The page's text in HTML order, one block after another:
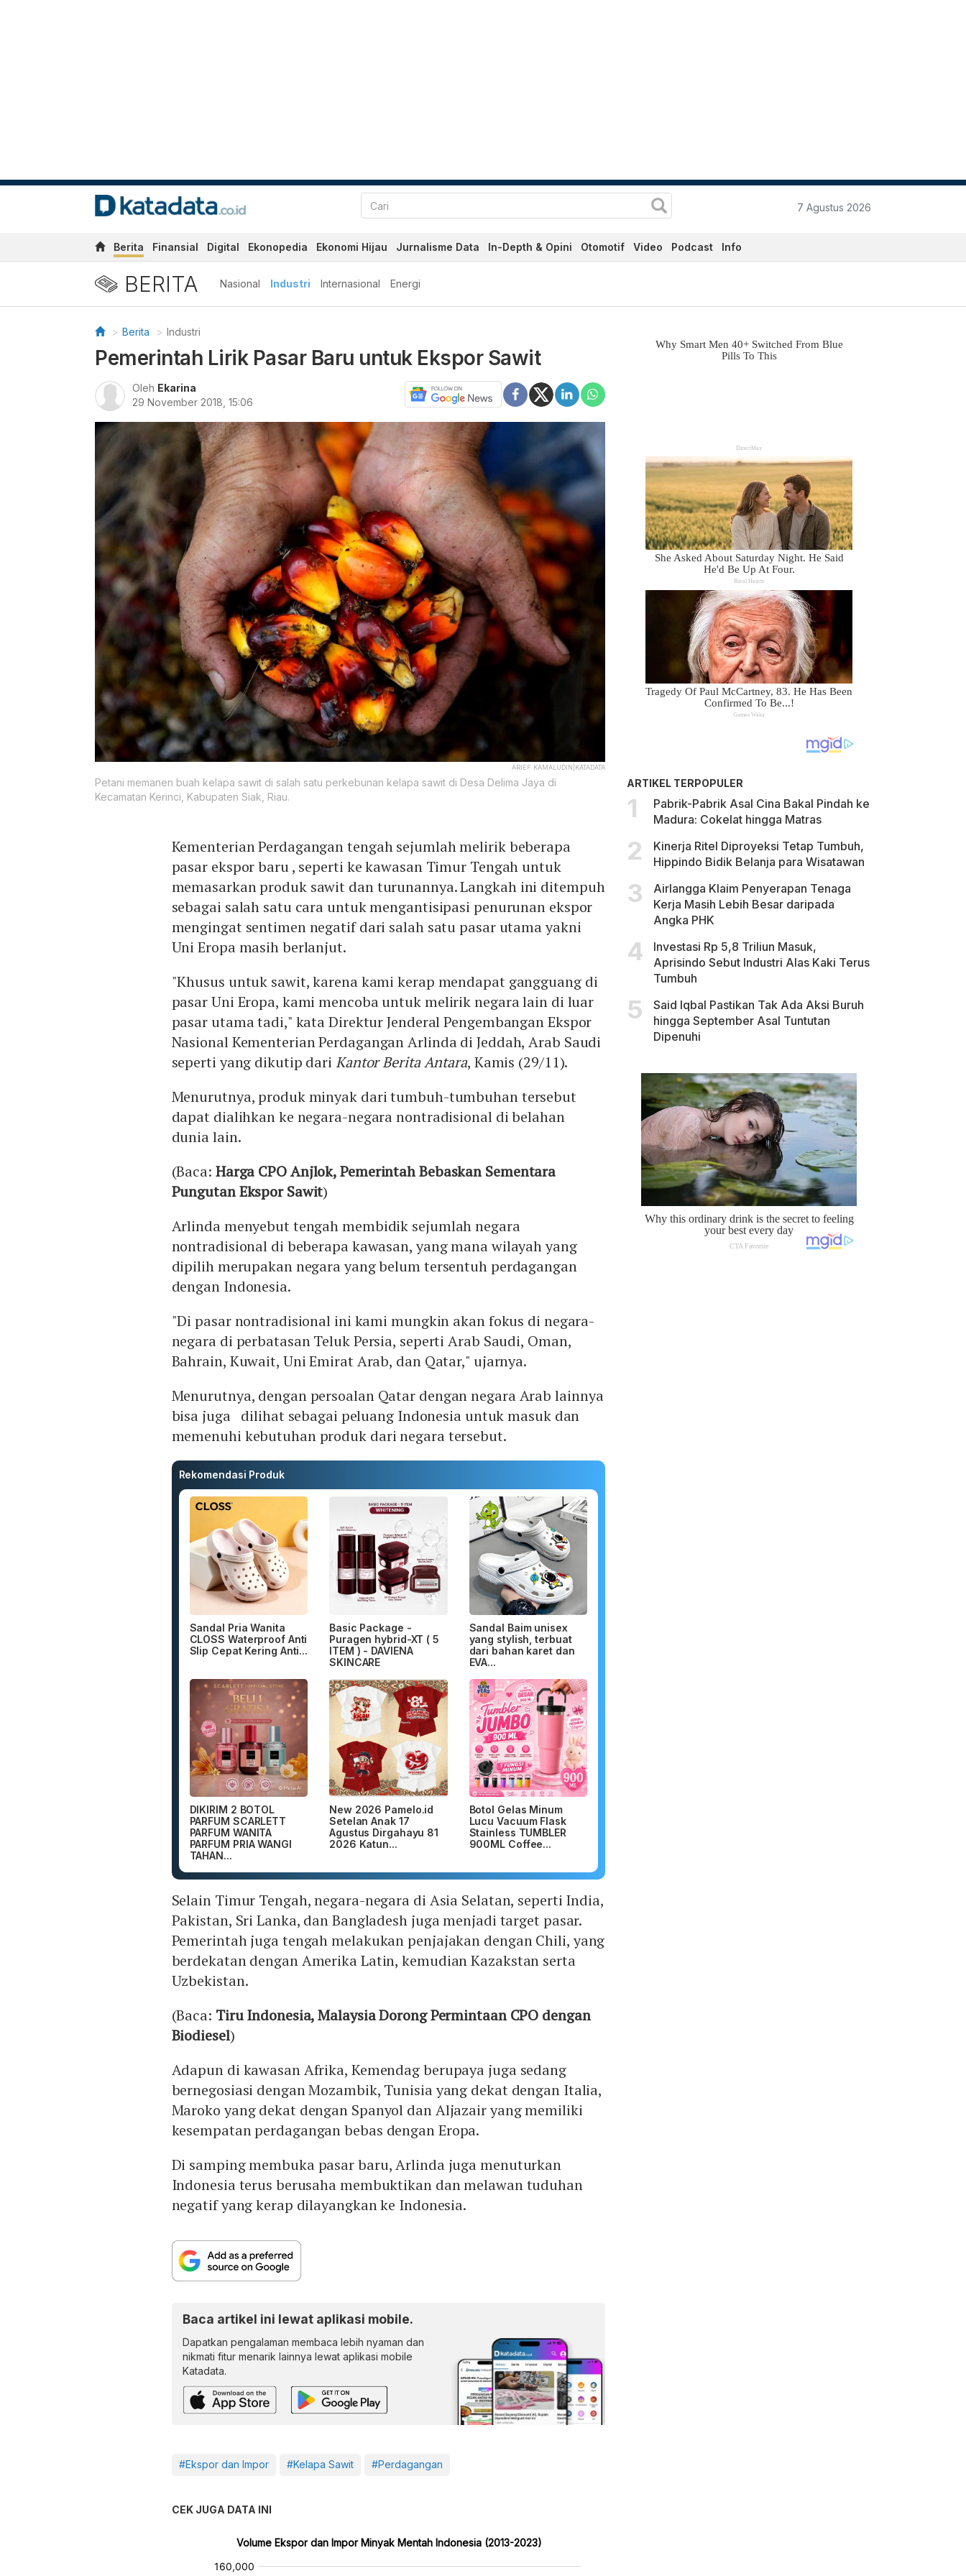
7 Agustus 2026
Berita Finansial Digital Ekonopedia Ekonomi Hijau Jurnalisme Data In-Depth & Opini Otomotif Video Podcast Info
BERITA Nasional Industri Internasional Energi
Berita Industri
Pemerintah Lirik Pasar Baru untuk Ekspor Sawit
Oleh Ekarina
29 November 2018, 15:06
ARIEF KAMALUDIN|KATADATA
Petani memanen buah kelapa sawit di salah satu perkebunan kelapa sawit di Desa Delima Jaya di
Kecamatan Kerinci, Kabupaten Siak, Riau.
Kementerian Perdagangan tengah sejumlah melirik beberapa
pasar ekspor baru , seperti ke kawasan Timur Tengah untuk
memasarkan produk sawit dan turunannya. Langkah ini ditempuh
sebagai salah satu cara untuk mengantisipasi penurunan ekspor
mengingat sentimen negatif dari salah satu pasar utama yakni
Uni Eropa masih berlanjut.
"Khusus untuk sawit, karena kami kerap mendapat gangguang di
pasar Uni Eropa, kami mencoba untuk melirik negara lain di luar
pasar utama tadi," kata Direktur Jenderal Pengembangan Ekspor
Nasional Kementerian Perdagangan Arlinda di Jeddah, Arab Saudi
seperti yang dikutip dari Kantor Berita Antara, Kamis (29/11).
Menurutnya, produk minyak dari tumbuh-tumbuhan tersebut
dapat dialihkan ke negara-negara nontradisional di belahan
dunia lain.
(Baca: Harga CPO Anjlok, Pemerintah Bebaskan Sementara
Pungutan Ekspor Sawit)
Arlinda menyebut tengah membidik sejumlah negara
nontradisional di beberapa kawasan, yang mana wilayah yang
dipilih merupakan negara yang belum tersentuh perdagangan
dengan Indonesia.
"Di pasar nontradisional ini kami mungkin akan fokus di negara-
negara di perbatasan Teluk Persia, seperti Arab Saudi, Oman,
Bahrain, Kuwait, Uni Emirat Arab, dan Qatar," ujarnya.
Menurutnya, dengan persoalan Qatar dengan negara Arab lainnya
bisa juga dilihat sebagai peluang Indonesia untuk masuk dan
memenuhi kebutuhan produk dari negara tersebut.
Rekomendasi Produk
Sandal Pria Wanita
CLOSS Waterproof Anti
Slip Cepat Kering Anti...
Basic Package -
Puragen hybrid-XT ( 5
ITEM ) - DAVIENA
SKINCARE
Sandal Baim unisex
yang stylish, terbuat
dari bahan karet dan
EVA...
DIKIRIM 2 BOTOL
PARFUM SCARLETT
PARFUM WANITA
PARFUM PRIA WANGI
TAHAN...
New 2026 Pamelo.id
Setelan Anak 17
Agustus Dirgahayu 81
2026 Katun...
Botol Gelas Minum
Lucu Vacuum Flask
Stainless TUMBLER
900ML Coffee...
Selain Timur Tengah, negara-negara di Asia Selatan, seperti India,
Pakistan, Sri Lanka, dan Bangladesh juga menjadi target pasar.
Pemerintah juga tengah melakukan penjajakan dengan Chili, yang
berdekatan dengan Amerika Latin, kemudian Kazakstan serta
Uzbekistan.
(Baca: Tiru Indonesia, Malaysia Dorong Permintaan CPO dengan
Biodiesel)
Adapun di kawasan Afrika, Kemendag berupaya juga sedang
bernegosiasi dengan Mozambik, Tunisia yang dekat dengan Italia,
Maroko yang dekat dengan Spanyol dan Aljazair yang memiliki
kesempatan perdagangan bebas dengan Eropa.
Di samping membuka pasar baru, Arlinda juga menuturkan
Indonesia terus berusaha membuktikan dan melawan tuduhan
negatif yang kerap dilayangkan ke Indonesia.
Baca artikel ini lewat aplikasi mobile.
Dapatkan pengalaman membaca lebih nyaman dan
nikmati fitur menarik lainnya lewat aplikasi mobile
Katadata.
#Ekspor dan Impor #Kelapa Sawit #Perdagangan
CEK JUGA DATA INI
ARTIKEL TERPOPULER
Pabrik-Pabrik Asal Cina Bakal Pindah ke
Madura: Cokelat hingga Matras
Kinerja Ritel Diproyeksi Tetap Tumbuh,
Hippindo Bidik Belanja para Wisatawan
Airlangga Klaim Penyerapan Tenaga
Kerja Masih Lebih Besar daripada
Angka PHK
Investasi Rp 5,8 Triliun Masuk,
Aprisindo Sebut Industri Alas Kaki Terus
Tumbuh
Said Iqbal Pastikan Tak Ada Aksi Buruh
hingga September Asal Tuntutan
Dipenuhi